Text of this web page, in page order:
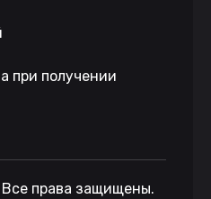
при получении
права защищены.